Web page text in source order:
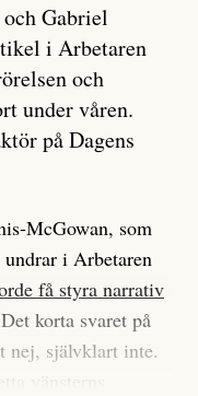
Gabriel
i Arbetaren
och
under våren.
på Dagens
McGowan, som
i Arbetaren
få styra narrativ
korta svaret på
nej, självklart inte.
vänsterns